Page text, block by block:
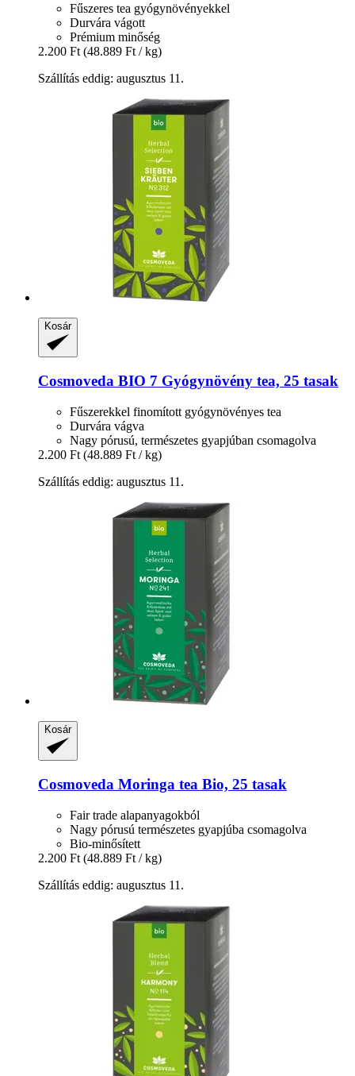
Fűszeres tea gyógynövényekkel
Durvára vágott
Prémium minőség
2.200 Ft (48.889 Ft / kg)
Szállítás eddig: augusztus 11.
Kosár
Cosmoveda BIO 7 Gyógynövény tea, 25 tasak
Fűszerekkel finomított gyógynövényes tea
Durvára vágva
Nagy pórusú, természetes gyapjúban csomagolva
2.200 Ft (48.889 Ft / kg)
Szállítás eddig: augusztus 11.
Kosár
Cosmoveda Moringa tea Bio, 25 tasak
Fair trade alapanyagokból
Nagy pórusú természetes gyapjúba csomagolva
Bio-minősített
2.200 Ft (48.889 Ft / kg)
Szállítás eddig: augusztus 11.